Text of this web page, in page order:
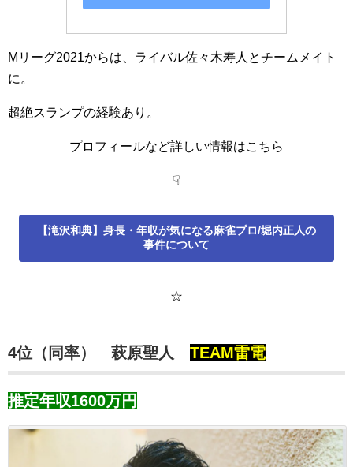
Mリーグ2021からは、ライバル佐々木寿人とチームメイト
に。
超絶スランプの経験あり。
プロフィールなど詳しい情報はこちら
☟
【滝沢和典】身長・年収が気になる麻雀プロ/堀内正人の
事件について
☆
4位（同率） 萩原聖人 TEAM雷電
推定年収1600万円